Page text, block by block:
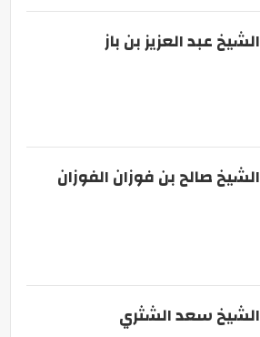
الشيخ عبد العزيز بن باز
الشيخ صالح بن فوزان الفوزان
الشيخ سعد الشثري